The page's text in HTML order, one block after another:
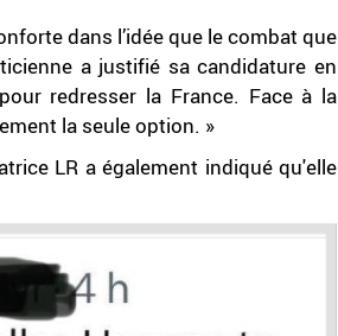
dans l’idée que le combat que
a justifié sa candidature en
redresser la France. Face à la
la seule option. »
LR a également indiqué qu'elle